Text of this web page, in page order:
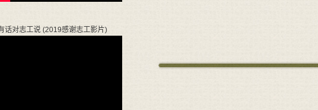
话对志工说 (2019感谢志工影片)